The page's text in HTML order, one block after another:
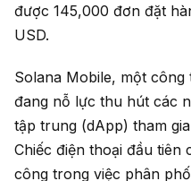
được 145,000 đơn đặt
USD.
Solana Mobile, một
đang nỗ lực thu hút các
tập trung (dApp) tham
Chiếc điện thoại đầu tiên
công trong việc phân